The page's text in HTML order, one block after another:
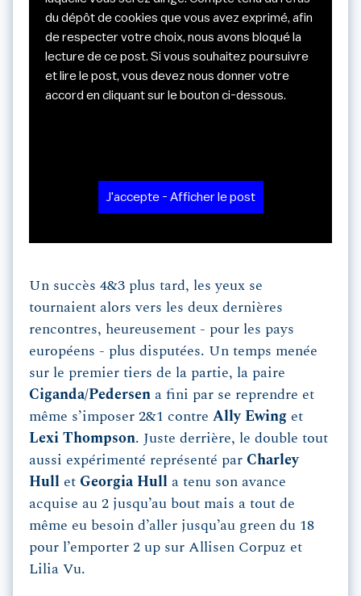
du dépôt de cookies que vous avez exprimé, afin
de respecter votre choix, nous avons bloqué la
lecture de ce post. Si vous souhaitez poursuivre
et lire le post, vous devez nous donner votre
accord en cliquant sur le bouton ci-dessous.
J'accepte - Afficher le post
Un succès 4&3 plus tard, les yeux se
tournaient alors vers les deux dernières
rencontres, heureusement - pour les pays
européens - plus disputées. Un temps menée
sur le premier tiers de la partie, la paire
Ciganda/Pedersen a fini par se reprendre et
même s’imposer 2&1 contre Ally Ewing et
Lexi Thompson. Juste derrière, le double tout
aussi expérimenté représenté par Charley
Hull et Georgia Hull a tenu son avance
acquise au 2 jusqu’au bout mais a tout de
même eu besoin d’aller jusqu’au green du 18
pour l’emporter 2 up sur Allisen Corpuz et
Lilia Vu.